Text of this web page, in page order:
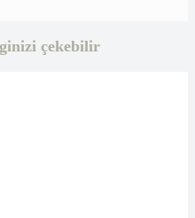
çekebilir